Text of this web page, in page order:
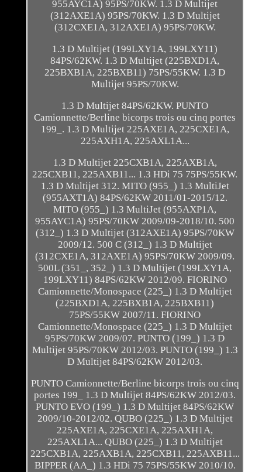
955AYC1A) 95PS/70KW. 1.3 D Multijet
(312AXE1A) 95PS/70KW. 1.3 D Multijet
(312CXE1A, 312AXE1A) 95PS/70KW.
1.3 D Multijet (199LXY1A, 199LXY11)
84PS/62KW. 1.3 D Multijet (225BXD1A,
225BXB1A, 225BXB11) 75PS/55KW. 1.3 D
Multijet 95PS/70KW.
1.3 D Multijet 84PS/62KW. PUNTO
Camionnette/Berline bicorps trois ou cinq portes
199_. 1.3 D Multijet 225AXE1A, 225CXE1A,
225AXH1A, 225AXL1A...
1.3 D Multijet 225CXB1A, 225AXB1A,
225CXB11, 225AXB11... 1.3 HDi 75 75PS/55KW.
1.3 D Multijet 312. MITO (955_) 1.3 MultiJet
(955AXT1A) 84PS/62KW 2011/01-2015/12.
MITO (955_) 1.3 MultiJet (955AXP1A,
955AYC1A) 95PS/70KW 2009/09-2018/10. 500
(312_) 1.3 D Multijet (312AXE1A) 95PS/70KW
2009/12. 500 C (312_) 1.3 D Multijet
(312CXE1A, 312AXE1A) 95PS/70KW 2009/09.
500L (351_, 352_) 1.3 D Multijet (199LXY1A,
199LXY11) 84PS/62KW 2012/09. FIORINO
Camionnette/Monospace (225_) 1.3 D Multijet
(225BXD1A, 225BXB1A, 225BXB11)
75PS/55KW 2007/11. FIORINO
Camionnette/Monospace (225_) 1.3 D Multijet
95PS/70KW 2009/07. PUNTO (199_) 1.3 D
Multijet 95PS/70KW 2012/03. PUNTO (199_) 1.3
D Multijet 84PS/62KW 2012/03.
PUNTO Camionnette/Berline bicorps trois ou cinq
portes 199_ 1.3 D Multijet 84PS/62KW 2012/03.
PUNTO EVO (199_) 1.3 D Multijet 84PS/62KW
2009/10-2012/02. QUBO (225_) 1.3 D Multijet
225AXE1A, 225CXE1A, 225AXH1A,
225AXL1A... QUBO (225_) 1.3 D Multijet
225CXB1A, 225AXB1A, 225CXB11, 225AXB11...
BIPPER (AA_) 1.3 HDi 75 75PS/55KW 2010/10.